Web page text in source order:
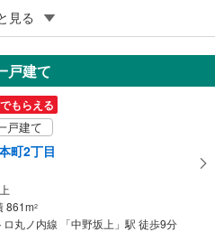
目黒2丁目
実測）
黒区上目黒2丁目
見る
戸建て
もらえる
戸建て
町2丁目
861m2
ロ丸ノ内線 「中野坂上」駅 徒歩9分